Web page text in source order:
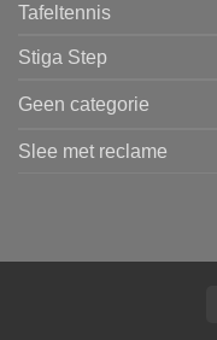
Tafeltennis
Stiga Step
Geen categorie
Slee met reclame